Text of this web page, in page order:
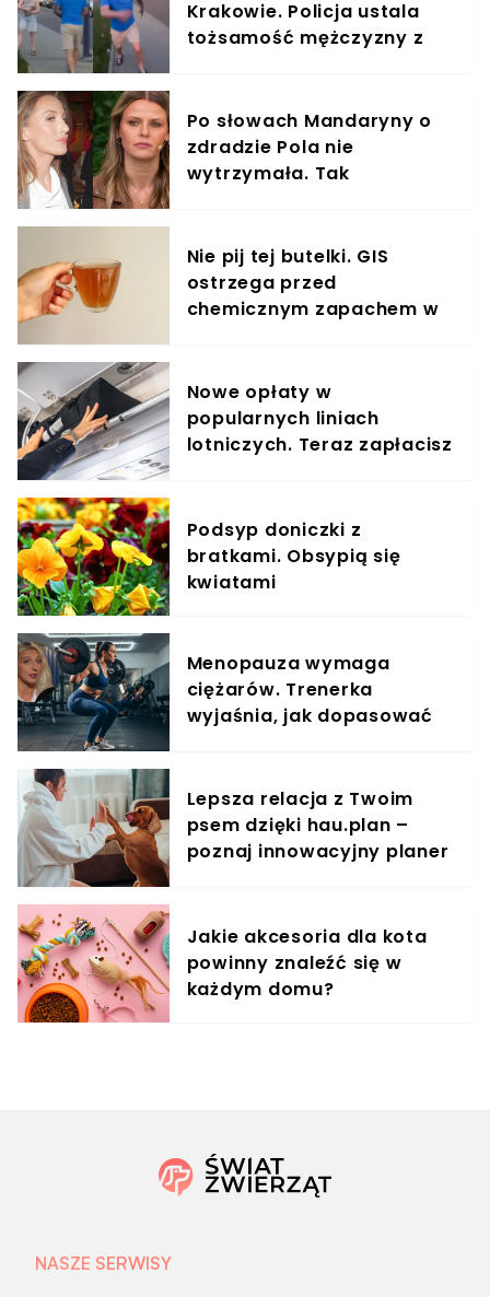
Krakowie. Policja ustala
tożsamość mężczyzny z
Po słowach Mandaryny o
zdradzie Pola nie
wytrzymała. Tak
Nie pij tej butelki. GIS
ostrzega przed
chemicznym zapachem w
Nowe opłaty w
popularnych liniach
lotniczych. Teraz zapłacisz
Podsyp doniczki z
bratkami. Obsypią się
kwiatami
Menopauza wymaga
ciężarów. Trenerka
wyjaśnia, jak dopasować
Lepsza relacja z Twoim
psem dzięki hau.plan –
poznaj innowacyjny planer
Jakie akcesoria dla kota
powinny znaleźć się w
każdym domu?
NASZE SERWISY